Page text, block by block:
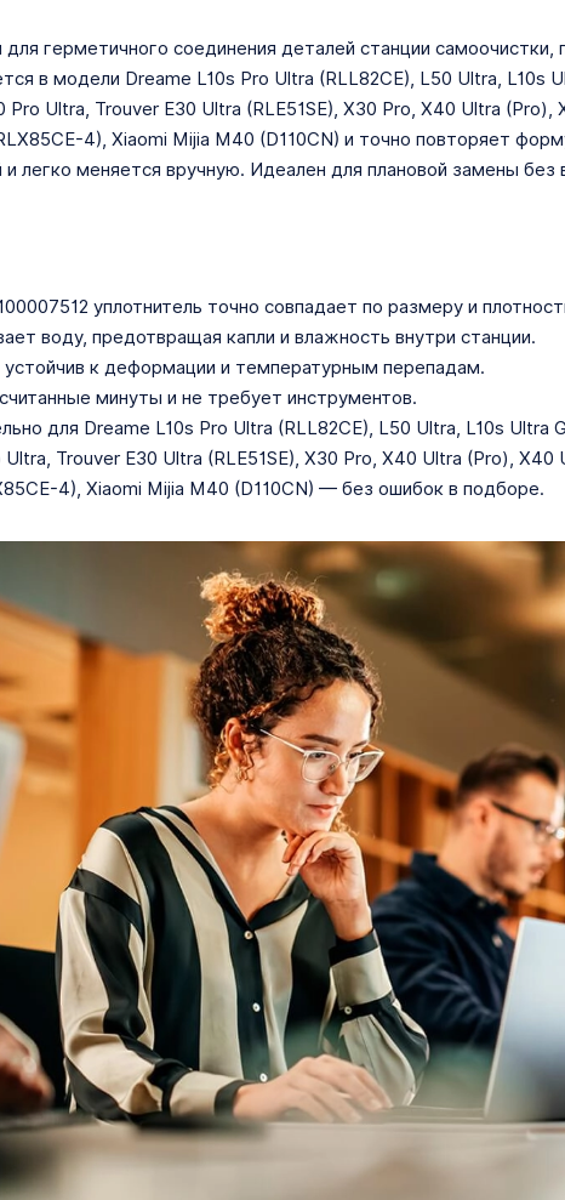
герметичного соединения деталей станции
в модели Dreame L10s Pro Ultra (RLL82CE), L50 Ultra, L10s
Pro Ultra, Trouver E30 Ultra (RLE51SE), X30 Pro, X40 Ultra
4), Xiaomi Mijia M40 (D110CN) и точно повторяет
легко меняется вручную. Идеален для плановой замены без
уплотнитель точно совпадает по размеру и
воду, предотвращая капли и влажность внутри станции.
к деформации и температурным перепадам.
минуты и не требует инструментов.
для Dreame L10s Pro Ultra (RLL82CE), L50 Ultra, L10s Ultra
Trouver E30 Ultra (RLE51SE), X30 Pro, X40 Ultra (Pro),
4), Xiaomi Mijia M40 (D110CN) — без ошибок в подборе.